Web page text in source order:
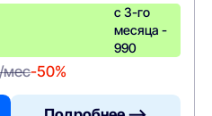
с 3-го
месяца -
990
мес-50%